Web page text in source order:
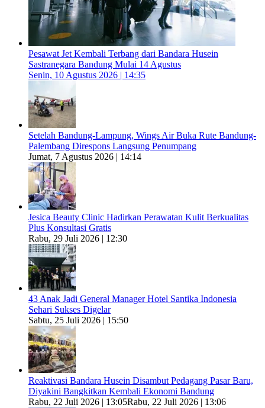
Pesawat Jet Kembali Terbang dari Bandara Husein
Sastranegara Bandung Mulai 14 Agustus
Senin, 10 Agustus 2026 | 14:35
Setelah Bandung-Lampung, Wings Air Buka Rute Bandung-
Palembang Direspons Langsung Penumpang
Jumat, 7 Agustus 2026 | 14:14
Jesica Beauty Clinic Hadirkan Perawatan Kulit Berkualitas
Plus Konsultasi Gratis
Rabu, 29 Juli 2026 | 12:30
43 Anak Jadi General Manager Hotel Santika Indonesia
Sehari Sukses Digelar
Sabtu, 25 Juli 2026 | 15:50
Reaktivasi Bandara Husein Disambut Pedagang Pasar Baru,
Diyakini Bangkitkan Kembali Ekonomi Bandung
Rabu, 22 Juli 2026 | 13:05Rabu, 22 Juli 2026 | 13:06